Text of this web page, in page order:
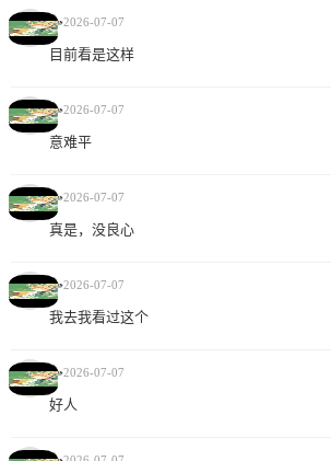
🥳2026-07-07
目前看是这样
🥳2026-07-07
意难平
🥳2026-07-07
真是，没良心
🥳2026-07-07
我去我看过这个
🥳2026-07-07
好人